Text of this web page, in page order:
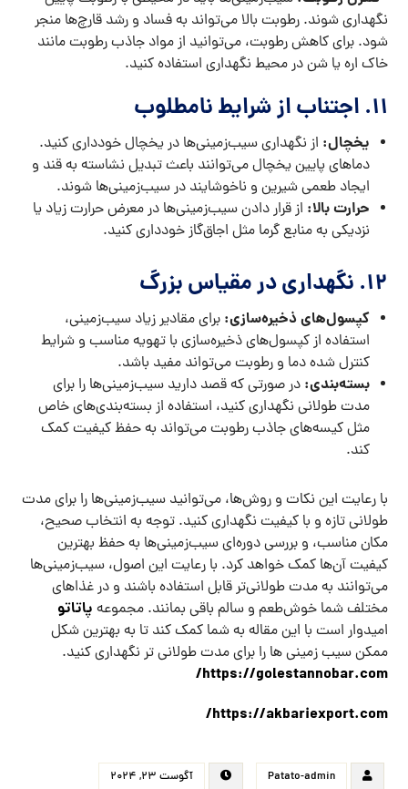
نگهداری شوند. رطوبت بالا می‌تواند به فساد و رشد قارچ‌ها منجر
شود. برای کاهش رطوبت، می‌توانید از مواد جاذب رطوبت مانند
خاک اره یا شن در محیط نگهداری استفاده کنید.
11. اجتناب از شرایط نامطلوب
یخچال: از نگهداری سیب‌زمینی‌ها در یخچال خودداری کنید.
دماهای پایین یخچال می‌توانند باعث تبدیل نشاسته به قند و
ایجاد طعمی شیرین و ناخوشایند در سیب‌زمینی‌ها شوند.
حرارت بالا: از قرار دادن سیب‌زمینی‌ها در معرض حرارت زیاد یا
نزدیکی به منابع گرما مثل اجاق‌گاز خودداری کنید.
12. نگهداری در مقیاس بزرگ
کپسول‌های ذخیره‌سازی: برای مقادیر زیاد سیب‌زمینی،
استفاده از کپسول‌های ذخیره‌سازی با تهویه مناسب و شرایط
کنترل شده دما و رطوبت می‌تواند مفید باشد.
بسته‌بندی: در صورتی که قصد دارید سیب‌زمینی‌ها را برای
مدت طولانی نگهداری کنید، استفاده از بسته‌بندی‌های خاص
مثل کیسه‌های جاذب رطوبت می‌تواند به حفظ کیفیت کمک
کند.
با رعایت این نکات و روش‌ها، می‌توانید سیب‌زمینی‌ها را برای مدت
طولانی تازه و با کیفیت نگهداری کنید. توجه به انتخاب صحیح،
مکان مناسب، و بررسی دوره‌ای سیب‌زمینی‌ها به حفظ بهترین
کیفیت آن‌ها کمک خواهد کرد. با رعایت این اصول، سیب‌زمینی‌ها
می‌توانند به مدت طولانی‌تر قابل استفاده باشند و در غذاهای
مختلف شما خوش‌طعم و سالم باقی بمانند. مجموعه پاتاتو
امیدوار است با این مقاله به شما کمک کند تا به بهترین شکل
ممکن سیب زمینی ها را برای مدت طولانی تر نگهداری کنید.
https://golestannobar.com/
https://akbariexport.com/
Patato-admin آگوست ۲۳, ۲۰۲۴